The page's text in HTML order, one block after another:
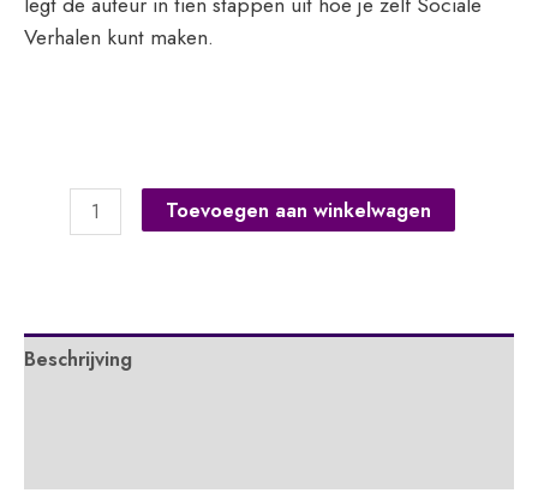
Verhalen kunt maken.
Grote
boek
aantal
Toevoegen aan winkelwagen
Beschrijving